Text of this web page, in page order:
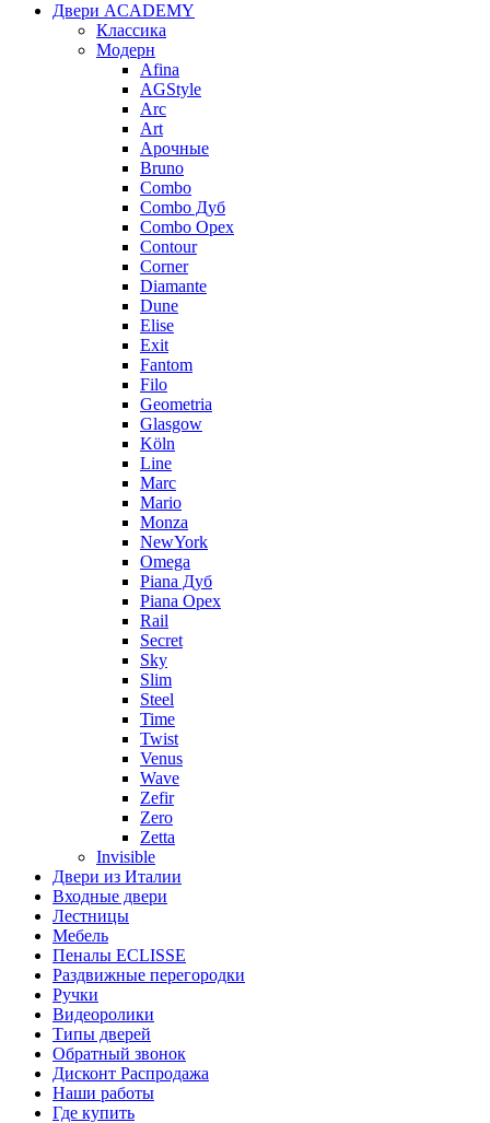
Двери ACADEMY
Классика
Модерн
Afina
AGStyle
Arc
Art
Aрочные
Bruno
Combo
Combo Дуб
Combo Орех
Contour
Corner
Diamante
Dune
Elise
Exit
Fantom
Filo
Geometria
Glasgow
Köln
Line
Marc
Mario
Monza
NewYork
Omega
Piana Дуб
Piana Орех
Rail
Secret
Sky
Slim
Steel
Time
Twist
Venus
Wave
Zefir
Zero
Zetta
Invisible
Двери из Италии
Входные двери
Лестницы
Мебель
Пеналы ECLISSE
Раздвижные перегородки
Ручки
Видеоролики
Типы дверей
Обратный звонок
Дисконт Распродажа
Наши работы
Где купить